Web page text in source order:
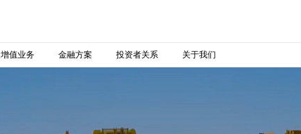
增值业务 金融方案 投资者关系 关于我们